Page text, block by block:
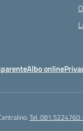
Albo online
Tel. 081.5224760